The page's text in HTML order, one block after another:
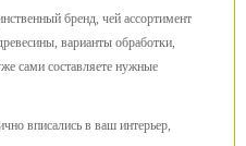
бренд, чей ассортимент
варианты обработки,
сами составляете нужные
вписались в ваш интерьер,